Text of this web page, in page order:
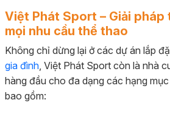
Việt Phát Sport – Giải pháp
mọi nhu cầu thể thao
Không chỉ dừng lại ở các dự án lắp
gia đình, Việt Phát Sport còn là nhà
hàng đầu cho đa dạng các hạng
bao gồm: